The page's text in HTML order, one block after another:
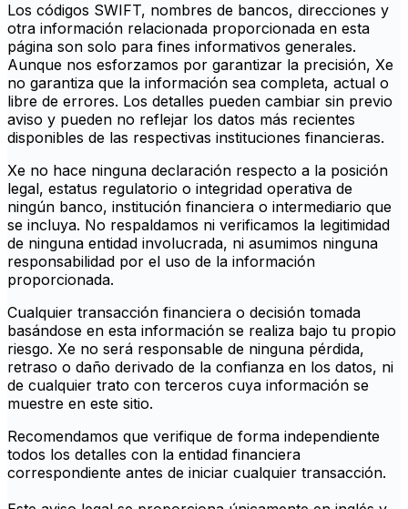
Los códigos SWIFT, nombres de bancos, direcciones y
otra información relacionada proporcionada en esta
página son solo para fines informativos generales.
Aunque nos esforzamos por garantizar la precisión, Xe
no garantiza que la información sea completa, actual o
libre de errores. Los detalles pueden cambiar sin previo
aviso y pueden no reflejar los datos más recientes
disponibles de las respectivas instituciones financieras.
Xe no hace ninguna declaración respecto a la posición
legal, estatus regulatorio o integridad operativa de
ningún banco, institución financiera o intermediario que
se incluya. No respaldamos ni verificamos la legitimidad
de ninguna entidad involucrada, ni asumimos ninguna
responsabilidad por el uso de la información
proporcionada.
Cualquier transacción financiera o decisión tomada
basándose en esta información se realiza bajo tu propio
riesgo. Xe no será responsable de ninguna pérdida,
retraso o daño derivado de la confianza en los datos, ni
de cualquier trato con terceros cuya información se
muestre en este sitio.
Recomendamos que verifique de forma independiente
todos los detalles con la entidad financiera
correspondiente antes de iniciar cualquier transacción.